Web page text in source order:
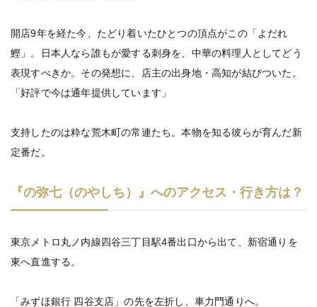
開店9年を経た今、たどり着いたひとつの頂点がこの「よだれ
鰹」。日本人なら誰もが愛する刺身を、中華の料理人としてどう
表現すべきか。その発想に、店主の出身地・高知が結びついた。
「好評で今は通年提供しています」
支持したのは粋な荒木町の常連たち。本物を知る彼らが育んだ新
定番だ。
『の弥七（のやしち）』へのアクセス・行き方は？
東京メトロ丸ノ内線四谷三丁目駅4番出口から出て、新宿通りを
東へ直進する。
「みずほ銀行 四谷支店」の先を左折し、車力門通りへ。